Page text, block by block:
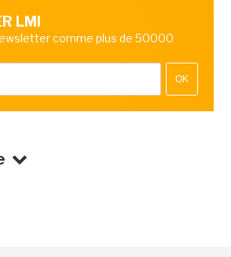
LMI
comme plus de 50000
OK